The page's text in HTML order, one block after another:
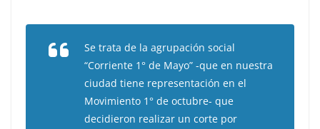
Se trata de la agrupación social
“Corriente 1° de Mayo” -que en nuestra
ciudad tiene representación en el
Movimiento 1° de octubre- que
decidieron realizar un corte por